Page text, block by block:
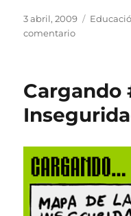
Publicado
el
3 abril, 2009
comentarioen
para
invidentes
Cargando